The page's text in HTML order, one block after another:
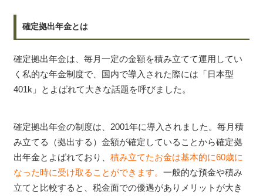
確定拠出年金とは
確定拠出年金は、毎月一定の金額を積み立てて運用してい
く私的な年金制度で、国内で導入された際には「日本型
401k」とよばれて大きな話題を呼びました。
確定拠出年金の制度は、2001年に導入されました。毎月積
み立てる（拠出する）金額が確定していることから確定拠
出年金とよばれており、 積み立てたお金は基本的に60歳に
なった時に受け取ることができます。 一般的な預金や積み
立てと比較すると、税金面での優遇がありメリットが大き